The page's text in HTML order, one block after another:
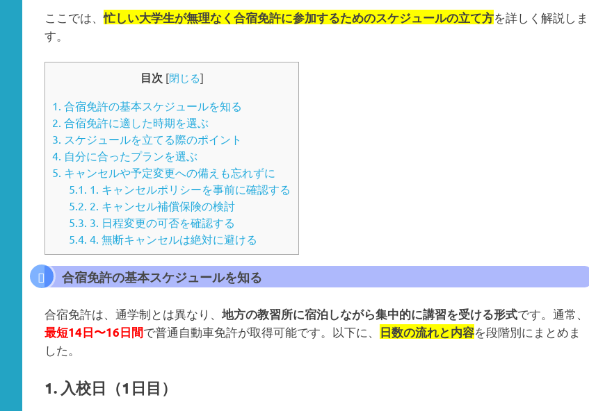
ここでは、忙しい大学生が無理なく合宿免許に参加するためのスケジュールの立て方を詳しく解説しま
す。
目次 [閉じる]
1. 合宿免許の基本スケジュールを知る
2. 合宿免許に適した時期を選ぶ
3. スケジュールを立てる際のポイント
4. 自分に合ったプランを選ぶ
5. キャンセルや予定変更への備えも忘れずに
5.1. 1. キャンセルポリシーを事前に確認する
5.2. 2. キャンセル補償保険の検討
5.3. 3. 日程変更の可否を確認する
5.4. 4. 無断キャンセルは絶対に避ける
合宿免許の基本スケジュールを知る
合宿免許は、通学制とは異なり、 地方の教習所に宿泊しながら集中的に講習を受ける形式です。通常、
最短14日〜16日間で普通自動車免許が取得可能です。以下に、 日数の流れと内容を段階別にまとめま
した。
1. 入校日（1日目）